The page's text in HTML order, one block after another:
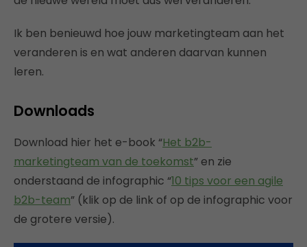
Ik ben benieuwd hoe jouw marketingteam aan het
veranderen is en wat anderen daarvan kunnen
leren.
Downloads
Download hier het e-book “Het b2b-
marketingteam van de toekomst” en zie
onderstaand de infographic “10 tips voor een agile
b2b-team” (klik op de link of op de infographic voor
de grotere versie).